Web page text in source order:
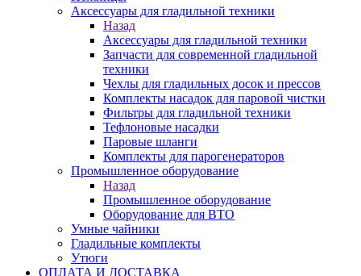
Аксессуары для гладильной техники
Назад
Аксессуары для гладильной техники
Запчасти для современной гладильной
техники
Чехлы для гладильных досок и прессов
Комплекты насадок для паровой чистки
Фильтры для гладильной техники
Тефлоновые насадки
Паровые шланги
Комплекты для парогенераторов
Промышленное оборудование
Назад
Промышленное оборудование
Оборудование для ВТО
Умные чайники
Гладильные комплекты
Утюги
ОПЛАТА И ДОСТАВКА